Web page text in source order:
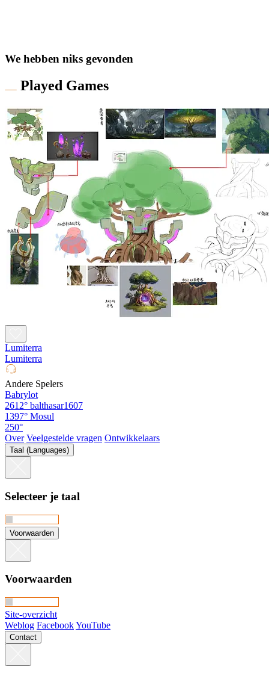
We hebben niks gevonden
Played Games
Lumiterra
Lumiterra
Andere Spelers
Babrylot
2612° balthasar1607
1397° Mosul
250°
Over Veelgestelde vragen Ontwikkelaars
Taal (Languages)
Selecteer je taal
Voorwaarden
Voorwaarden
Site-overzicht
Weblog FacebookYouTube
Contact